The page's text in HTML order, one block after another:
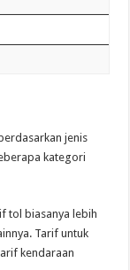
jenis
kategori
tol biasanya lebih
Tarif untuk
kendaraan